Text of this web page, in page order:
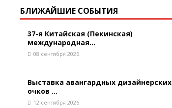
БЛИЖАЙШИЕ СОБЫТИЯ
37-я Китайская (Пекинская)
международная...
08 сентября 2026
Выставка авангардных дизайнерских
очков ...
12 сентября 2026